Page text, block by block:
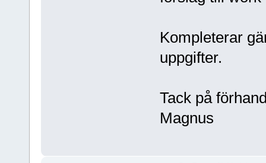
Kompleterar
uppgifter.
Tack på
Magnus